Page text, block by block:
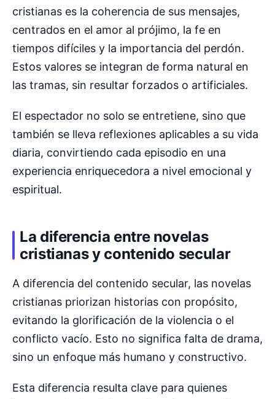
cristianas es la coherencia de sus mensajes,
centrados en el amor al prójimo, la fe en
tiempos difíciles y la importancia del perdón.
Estos valores se integran de forma natural en
las tramas, sin resultar forzados o artificiales.
El espectador no solo se entretiene, sino que
también se lleva reflexiones aplicables a su vida
diaria, convirtiendo cada episodio en una
experiencia enriquecedora a nivel emocional y
espiritual.
La diferencia entre novelas
cristianas y contenido secular
A diferencia del contenido secular, las novelas
cristianas priorizan historias con propósito,
evitando la glorificación de la violencia o el
conflicto vacío. Esto no significa falta de drama,
sino un enfoque más humano y constructivo.
Esta diferencia resulta clave para quienes